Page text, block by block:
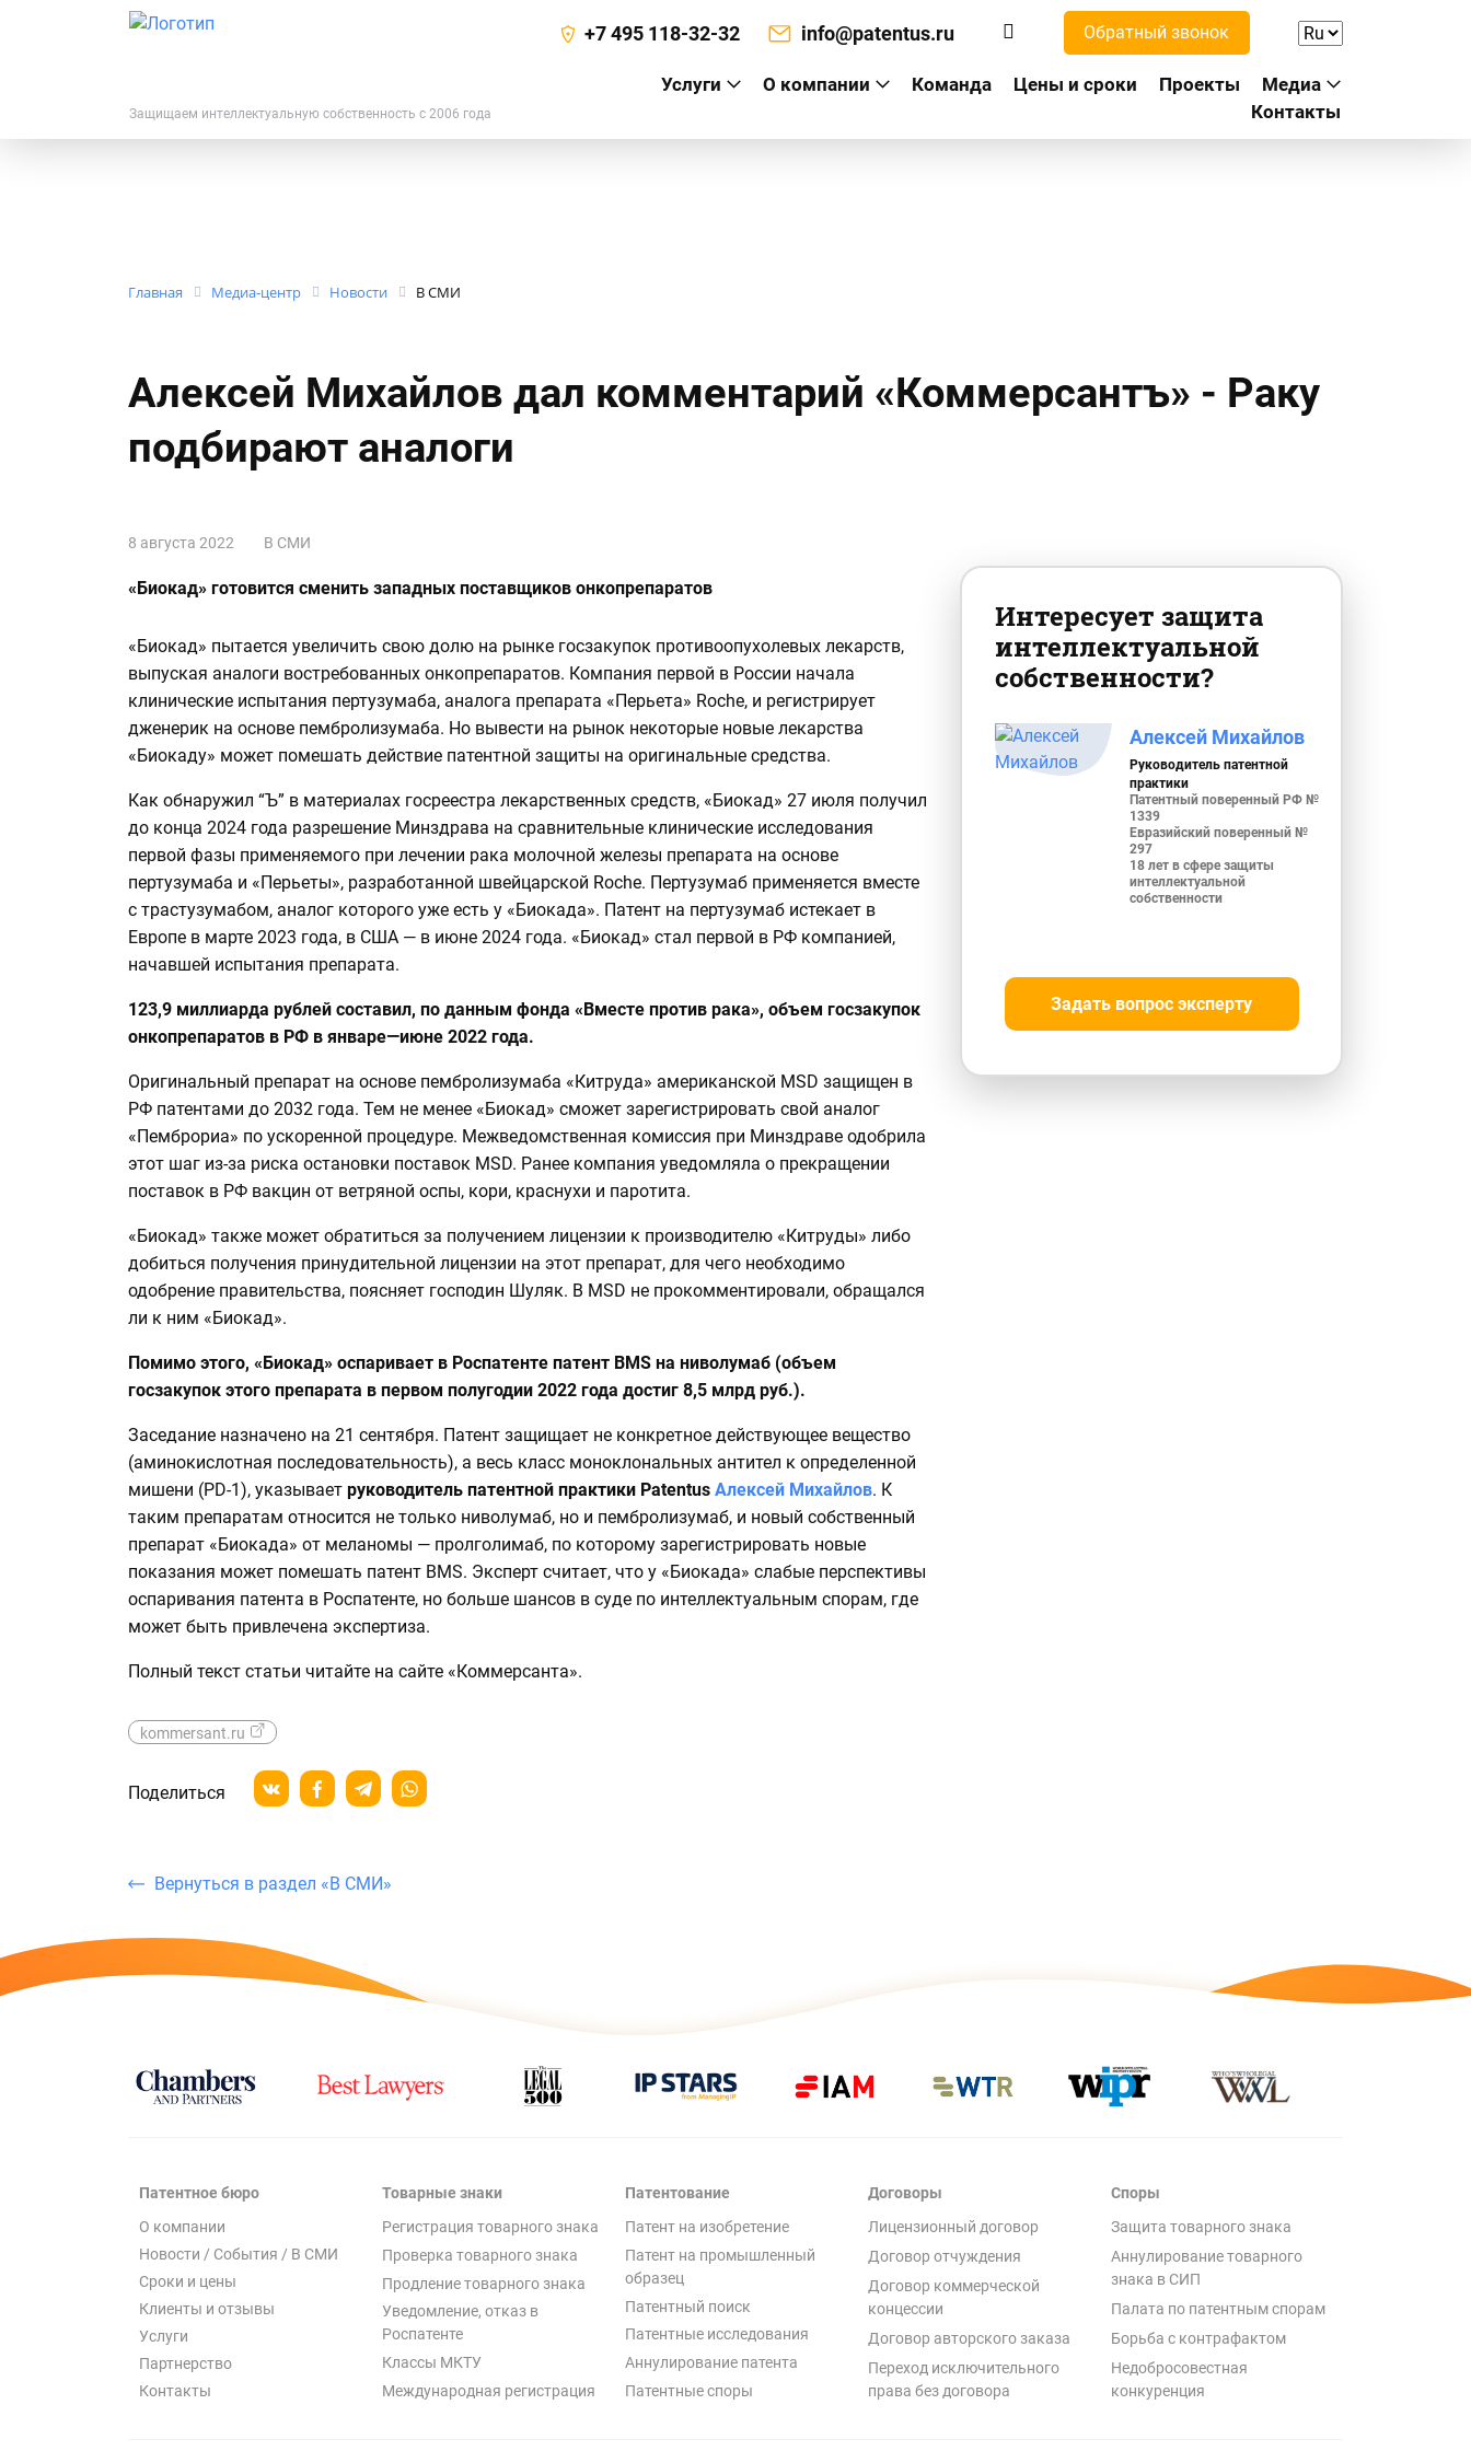
Защищаем интеллектуальную собственность с 2006 года
+7 495 118-32-32 info@patentus.ru Обратный звонок
Услуги О компании Команда Цены и сроки Проекты
Медиа
Контакты
Главная Медиа-центр Новости В СМИ
Алексей Михайлов дал комментарий «Коммерсантъ» - Раку
подбирают аналоги
8 августа 2022 В СМИ
«Биокад» готовится сменить западных поставщиков онкопрепаратов
«Биокад» пытается увеличить свою долю на рынке госзакупок противоопухолевых лекарств,
выпуская аналоги востребованных онкопрепаратов. Компания первой в России начала
клинические испытания пертузумаба, аналога препарата «Перьета» Roche, и регистрирует
дженерик на основе пембролизумаба. Но вывести на рынок некоторые новые лекарства
«Биокаду» может помешать действие патентной защиты на оригинальные средства.
Как обнаружил “Ъ” в материалах госреестра лекарственных средств, «Биокад» 27 июля получил
до конца 2024 года разрешение Минздрава на сравнительные клинические исследования
первой фазы применяемого при лечении рака молочной железы препарата на основе
пертузумаба и «Перьеты», разработанной швейцарской Roche. Пертузумаб применяется вместе
с трастузумабом, аналог которого уже есть у «Биокада». Патент на пертузумаб истекает в
Европе в марте 2023 года, в США — в июне 2024 года. «Биокад» стал первой в РФ компанией,
начавшей испытания препарата.
123,9 миллиарда рублей составил, по данным фонда «Вместе против рака», объем госзакупок
онкопрепаратов в РФ в январе—июне 2022 года.
Оригинальный препарат на основе пембролизумаба «Китруда» американской MSD защищен в
РФ патентами до 2032 года. Тем не менее «Биокад» сможет зарегистрировать свой аналог
«Пемброриа» по ускоренной процедуре. Межведомственная комиссия при Минздраве одобрила
этот шаг из-за риска остановки поставок MSD. Ранее компания уведомляла о прекращении
поставок в РФ вакцин от ветряной оспы, кори, краснухи и паротита.
«Биокад» также может обратиться за получением лицензии к производителю «Китруды» либо
добиться получения принудительной лицензии на этот препарат, для чего необходимо
одобрение правительства, поясняет господин Шуляк. В MSD не прокомментировали, обращался
ли к ним «Биокад».
Помимо этого, «Биокад» оспаривает в Роспатенте патент BMS на ниволумаб (объем
госзакупок этого препарата в первом полугодии 2022 года достиг 8,5 млрд руб.).
Заседание назначено на 21 сентября. Патент защищает не конкретное действующее вещество
(аминокислотная последовательность), а весь класс моноклональных антител к определенной
мишени (PD-1), указывает руководитель патентной практики Patentus Алексей Михайлов. К
таким препаратам относится не только ниволумаб, но и пембролизумаб, и новый собственный
препарат «Биокада» от меланомы — пролголимаб, по которому зарегистрировать новые
показания может помешать патент BMS. Эксперт считает, что у «Биокада» слабые перспективы
оспаривания патента в Роспатенте, но больше шансов в суде по интеллектуальным спорам, где
может быть привлечена экспертиза.
Полный текст статьи читайте на сайте «Коммерсанта».
kommersant.ru
Поделиться
Интересует защита
интеллектуальной
собственности?
Алексей Михайлов
Руководитель патентной
практики
Патентный поверенный РФ №
1339
Евразийский поверенный №
297
18 лет в сфере защиты
интеллектуальной
собственности
Задать вопрос эксперту
Вернуться в раздел «В СМИ»
Патентное бюро
О компании
Новости / События / В СМИ
Сроки и цены
Клиенты и отзывы
Услуги
Партнерство
Контакты
Товарные знаки
Регистрация товарного знака
Проверка товарного знака
Продление товарного знака
Уведомление, отказ в
Роспатенте
Классы МКТУ
Международная регистрация
Патентование
Патент на изобретение
Патент на промышленный
образец
Патентный поиск
Патентные исследования
Аннулирование патента
Патентные споры
Договоры
Лицензионный договор
Договор отчуждения
Договор коммерческой
концессии
Договор авторского заказа
Переход исключительного
права без договора
Споры
Защита товарного знака
Аннулирование товарного
знака в СИП
Палата по патентным спорам
Борьба с контрафактом
Недобросовестная
конкуренция